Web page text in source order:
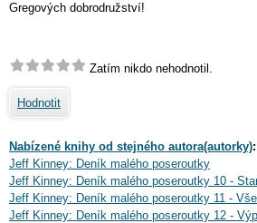
Gregových dobrodružství!
Zatím nikdo nehodnotil.
Hodnotit
Nabízené knihy od stejného autora(autorky):
Jeff Kinney: Deník malého poseroutky
Jeff Kinney: Deník malého poseroutky 10 -
Jeff Kinney: Deník malého poseroutky 11 -
Jeff Kinney: Deník malého poseroutky 12 -